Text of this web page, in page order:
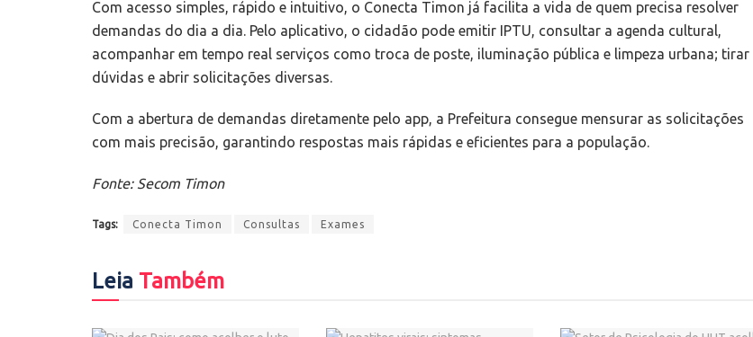
Com acesso simples, rápido e intuitivo, o Conecta Timon já facilita a vida de quem precisa resolver
demandas do dia a dia. Pelo aplicativo, o cidadão pode emitir IPTU, consultar a agenda cultural,
acompanhar em tempo real serviços como troca de poste, iluminação pública e limpeza urbana; tirar
dúvidas e abrir solicitações diversas.
Com a abertura de demandas diretamente pelo app, a Prefeitura consegue mensurar as solicitações
com mais precisão, garantindo respostas mais rápidas e eficientes para a população.
Fonte: Secom Timon
Tags: Conecta Timon Consultas Exames
Leia Também